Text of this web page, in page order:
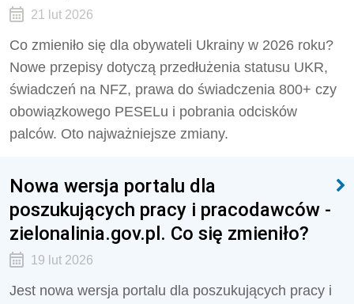
21 lut 2026
Co zmieniło się dla obywateli Ukrainy w 2026 roku?
Nowe przepisy dotyczą przedłużenia statusu UKR,
świadczeń na NFZ, prawa do świadczenia 800+ czy
obowiązkowego PESELu i pobrania odcisków
palców. Oto najważniejsze zmiany.
Nowa wersja portalu dla
poszukujących pracy i pracodawców -
zielonalinia.gov.pl. Co się zmieniło?
19 lut 2026
Jest nowa wersja portalu dla poszukujących pracy i